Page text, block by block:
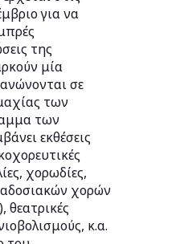
για να
της
μία
σε
των
των
εκθέσεις
χορωδίες,
χορών
θεατρικές
κ.α.